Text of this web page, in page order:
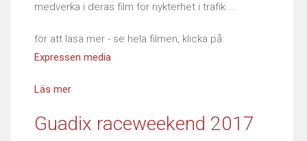
medverka i deras film för nykterhet i trafik....
för att läsa mer - se hela filmen, klicka på:
Expressen media
Läs mer
Guadix raceweekend 2017